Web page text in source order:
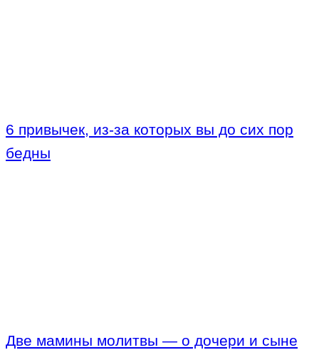
6 привычек, из-за которых вы до сих пор
бедны
Две мамины молитвы — о дочери и сыне